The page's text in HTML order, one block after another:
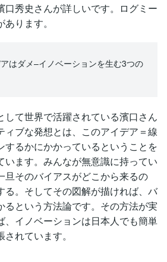
口秀史さんが詳しいです。ログミー
ります。
はダメ–イノベーションを生む3つの
して世界で活躍されている濱口さん
ィブな発想とは、このアイデア＝線
するかにかかっているということを
います。みんなが無意識に持ってい
旦そのバイアスがどこから来るの
る。そしてその図解が描ければ、バ
るという方法論です。その方法が実
、イノベーションは日本人でも簡単
れています。